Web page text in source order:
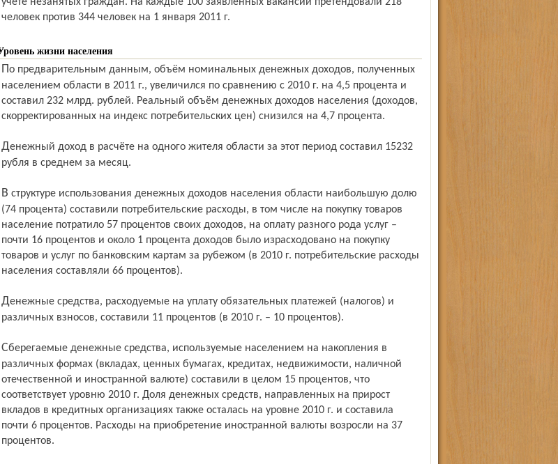
человек против 344 человек на 1 января 2011 г.
жизни населения
По предварительным данным, объём номинальных денежных доходов, полученных
населением области в 2011 г., увеличился по сравнению с 2010 г. на 4,5 процента и
составил 232 млрд. рублей. Реальный объём денежных доходов населения (доходов,
скорректированных на индекс потребительских цен) снизился на 4,7 процента.
Денежный доход в расчёте на одного жителя области за этот период составил 15232
рубля в среднем за месяц.
В структуре использования денежных доходов населения области наибольшую долю
(74 процента) составили потребительские расходы, в том числе на покупку товаров
население потратило 57 процентов своих доходов, на оплату разного рода услуг –
почти 16 процентов и около 1 процента доходов было израсходовано на покупку
товаров и услуг по банков­ским картам за рубежом (в 2010 г. потребительские расходы
населения составляли 66 процентов).
Денежные средства, расходуемые на уплату обязательных платежей (налогов) и
различных взносов, составили 11 процентов (в 2010 г. – 10 процентов).
Сберегаемые денежные средства, используемые населением на накопления в
различных формах (вкладах, ценных бумагах, кредитах, недвижимости, наличной
отечественной и иностранной валюте) составили в целом 15 процентов, что
соответствует уровню 2010 г. Доля денежных средств, направленных на прирост
вкладов в кредитных организациях также осталась на уровне 2010 г. и составила
почти 6 процентов. Расходы на приобретение иностранной валюты возросли на 37
процентов.